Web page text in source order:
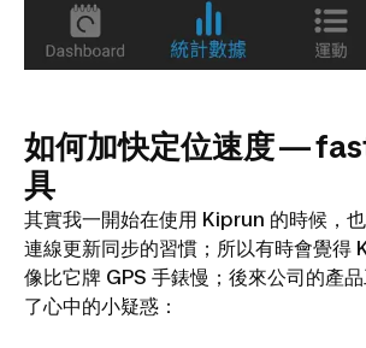
如何加快定位速度 —
具
其實我一開始在使用 Kiprun 的時候，
連線更新同步的習慣；所以有時會覺得
像比它牌 GPS 手錶慢；後來公司的產
了心中的小疑惑：